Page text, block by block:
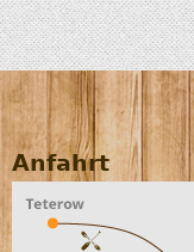
Anfahrt